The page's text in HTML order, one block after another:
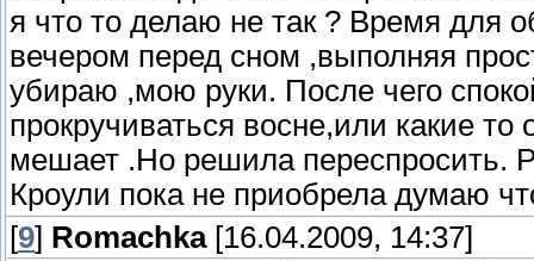
я что то делаю не так ? Время для
вечером перед сном ,выполняя
убираю ,мою руки. После чего
прокручиваться восне,или какие
мешает .Но решила переспросить.
Кроули пока не приобрела думаю
[9] Romachka[16.04.2009, 14:37]